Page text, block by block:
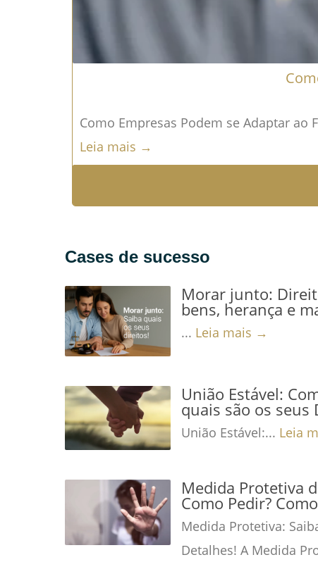
Como Empresas Podem se Adaptar ao
Leia mais →
Cases de sucesso
Morar junto:
bens, herança e
... Leia mais →
União Estável:
quais são os seus
União Estável:... Leia
Medida Protetiva
Como Pedir?
Medida Protetiva:
Detalhes! A Medida